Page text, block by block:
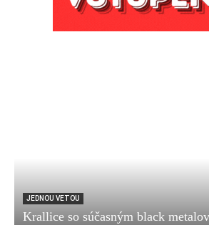
JEDNOU VETOU
Krallice so súčasným black